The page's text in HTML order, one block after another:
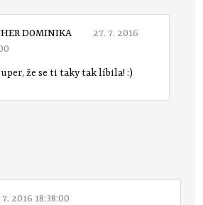
DOMINIKA
27. 7. 2016
že se ti taky tak líbila! :)
7. 2016 18:38:00